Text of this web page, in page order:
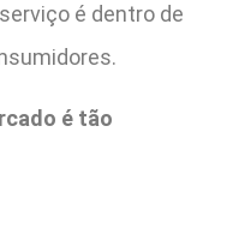
é dentro de
é tão